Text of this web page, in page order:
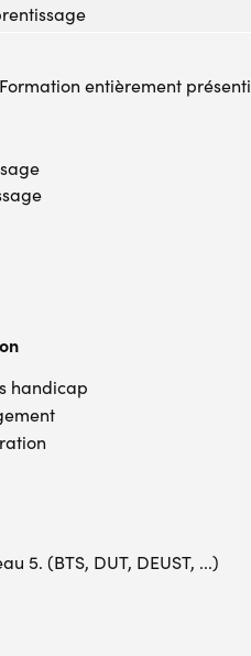
Formation entièrement
handicap
5. (BTS, DUT, DEUST, ...)